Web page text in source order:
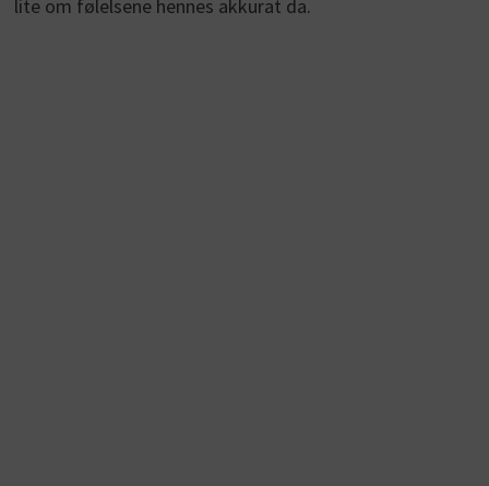
lite om følelsene hennes akkurat da.